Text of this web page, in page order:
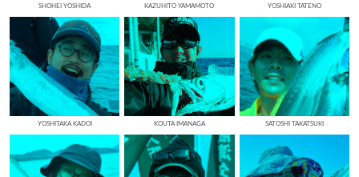
SHOHEI YOSHIDA KAZUHITO YAMAMOTO YOSHIAKI TATENO
YOSHITAKA KADOI KOUTA IMANAGA SATOSHI TAKATSUKI